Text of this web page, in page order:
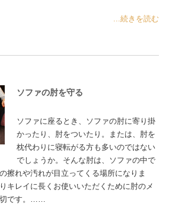
...続きを読む
ソファの肘を守る
ソファに座るとき、ソファの肘に寄り掛
かったり、肘をついたり。または、肘を
枕代わりに寝転がる方も多いのではない
でしょうか。そんな肘は、ソファの中で
擦れや汚れが目立ってくる場所になりま
キレイに長くお使いいただくために肘のメ
です。……